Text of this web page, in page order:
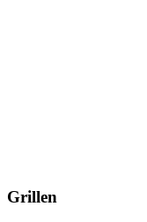
Grillen